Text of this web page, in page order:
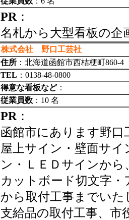
PR ：
名札から大型看板の企
株式会社 野口工芸社
住所 ：北海道函館市西桔梗町860-4
TEL ：0138-48-0800
得意な看板など：
従業員数 ：10 名
PR ：
函館市にあります野口
屋上サイン・壁面サ
ン・ＬＥＤサインか
カットボード切文字
から取付工事までいた
支給品の取付工事、市